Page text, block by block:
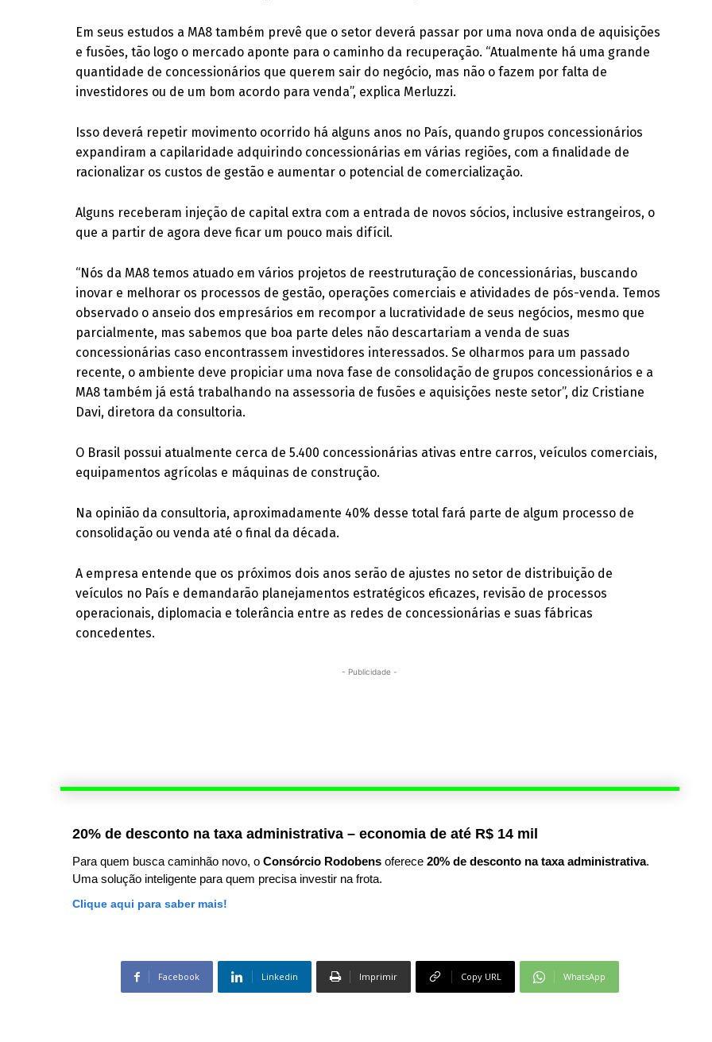
Em seus estudos a MA8 também prevê que o setor deverá passar por uma nova onda de aquisições
e fusões, tão logo o mercado aponte para o caminho da recuperação. “Atualmente há uma grande
quantidade de concessionários que querem sair do negócio, mas não o fazem por falta de
investidores ou de um bom acordo para venda”, explica Merluzzi.
Isso deverá repetir movimento ocorrido há alguns anos no País, quando grupos concessionários
expandiram a capilaridade adquirindo concessionárias em várias regiões, com a finalidade de
racionalizar os custos de gestão e aumentar o potencial de comercialização.
Alguns receberam injeção de capital extra com a entrada de novos sócios, inclusive estrangeiros, o
que a partir de agora deve ficar um pouco mais difícil.
“Nós da MA8 temos atuado em vários projetos de reestruturação de concessionárias, buscando
inovar e melhorar os processos de gestão, operações comerciais e atividades de pós-venda. Temos
observado o anseio dos empresários em recompor a lucratividade de seus negócios, mesmo que
parcialmente, mas sabemos que boa parte deles não descartariam a venda de suas
concessionárias caso encontrassem investidores interessados. Se olharmos para um passado
recente, o ambiente deve propiciar uma nova fase de consolidação de grupos concessionários e a
MA8 também já está trabalhando na assessoria de fusões e aquisições neste setor”, diz Cristiane
Davi, diretora da consultoria.
O Brasil possui atualmente cerca de 5.400 concessionárias ativas entre carros, veículos comerciais,
equipamentos agrícolas e máquinas de construção.
Na opinião da consultoria, aproximadamente 40% desse total fará parte de algum processo de
consolidação ou venda até o final da década.
A empresa entende que os próximos dois anos serão de ajustes no setor de distribuição de
veículos no País e demandarão planejamentos estratégicos eficazes, revisão de processos
operacionais, diplomacia e tolerância entre as redes de concessionárias e suas fábricas
concedentes.
- Publicidade -
20% de desconto na taxa administrativa – economia de até R$ 14 mil
Para quem busca caminhão novo, o Consórcio Rodobens oferece 20% de desconto na taxa administrativa.
Uma solução inteligente para quem precisa investir na frota.
Clique aqui para saber mais!
Facebook Linkedin Imprimir Copy URL WhatsApp